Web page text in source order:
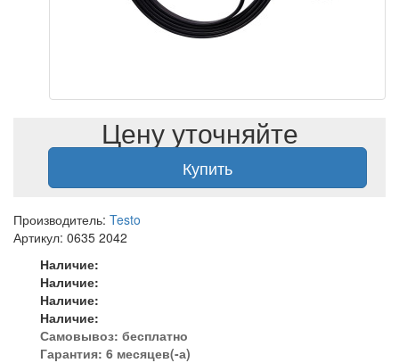
Цену уточняйте
Купить
Производитель: Testo
Артикул: 0635 2042
Наличие:
Наличие:
Наличие:
Наличие:
Самовывоз: бесплатно
Гарантия: 6 месяцев(-а)